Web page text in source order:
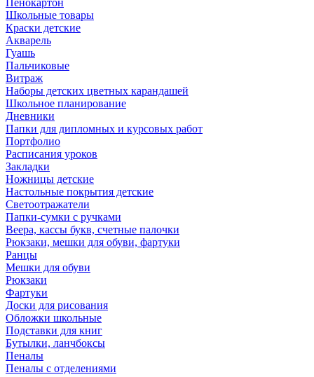
Пенокартон
Школьные товары
Краски детские
Акварель
Гуашь
Пальчиковые
Витраж
Наборы детских цветных карандашей
Школьное планирование
Дневники
Папки для дипломных и курсовых работ
Портфолио
Расписания уроков
Закладки
Ножницы детские
Настольные покрытия детские
Светоотражатели
Папки-сумки с ручками
Веера, кассы букв, счетные палочки
Рюкзаки, мешки для обуви, фартуки
Ранцы
Мешки для обуви
Рюкзаки
Фартуки
Доски для рисования
Обложки школьные
Подставки для книг
Бутылки, ланчбоксы
Пеналы
Пеналы с отделениями